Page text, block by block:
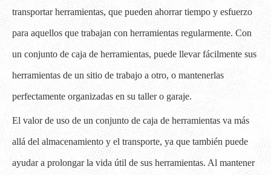
transportar herramientas, que pueden ahorrar tiempo y esfuerzo
para aquellos que trabajan con herramientas regularmente. Con
un conjunto de caja de herramientas, puede llevar fácilmente sus
herramientas de un sitio de trabajo a otro, o mantenerlas
perfectamente organizadas en su taller o garaje.
El valor de uso de un conjunto de caja de herramientas va más
allá del almacenamiento y el transporte, ya que también puede
ayudar a prolongar la vida útil de sus herramientas. Al mantener